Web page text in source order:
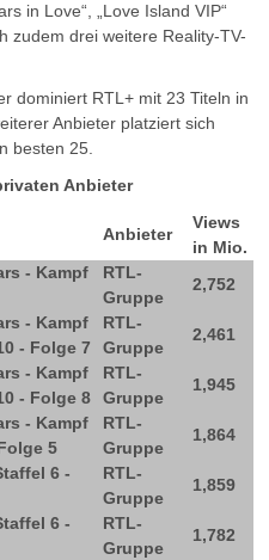
in Love“, „Love Island VIP“
zudem drei weitere Reality-TV-
dominiert RTL+ mit 23 Titeln in
Anbieter platziert sich
besten 25.
Anbieter
Anbieter
Views
in Mio.
- Kampf
RTL-
Gruppe
2,752
- Kampf
- Folge 7
RTL-
Gruppe
2,461
- Kampf
- Folge 8
RTL-
Gruppe
1,945
- Kampf
5
RTL-
Gruppe
1,864
6 -
RTL-
Gruppe
1,859
6 -
RTL-
Gruppe
1,782